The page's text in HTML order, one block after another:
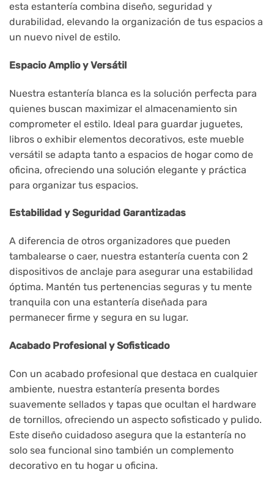
esta estantería combina diseño, seguridad y
durabilidad, elevando la organización de tus espacios a
un nuevo nivel de estilo.
Espacio Amplio y Versátil
Nuestra estantería blanca es la solución perfecta para
quienes buscan maximizar el almacenamiento sin
comprometer el estilo. Ideal para guardar juguetes,
libros o exhibir elementos decorativos, este mueble
versátil se adapta tanto a espacios de hogar como de
oficina, ofreciendo una solución elegante y práctica
para organizar tus espacios.
Estabilidad y Seguridad Garantizadas
A diferencia de otros organizadores que pueden
tambalearse o caer, nuestra estantería cuenta con 2
dispositivos de anclaje para asegurar una estabilidad
óptima. Mantén tus pertenencias seguras y tu mente
tranquila con una estantería diseñada para
permanecer firme y segura en su lugar.
Acabado Profesional y Sofisticado
Con un acabado profesional que destaca en cualquier
ambiente, nuestra estantería presenta bordes
suavemente sellados y tapas que ocultan el hardware
de tornillos, ofreciendo un aspecto sofisticado y pulido.
Este diseño cuidadoso asegura que la estantería no
solo sea funcional sino también un complemento
decorativo en tu hogar u oficina.